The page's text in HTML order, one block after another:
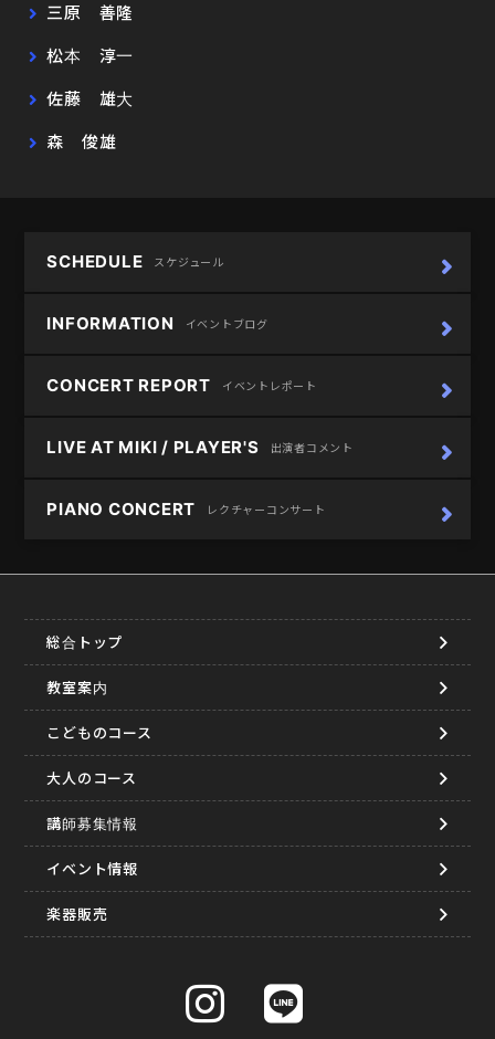
三原 善隆
松本 淳一
佐藤 雄大
森 俊雄
SCHEDULE スケジュール
INFORMATION イベントブログ
CONCERT REPORT イベントレポート
LIVE AT MIKI / PLAYER'S 出演者コメント
PIANO CONCERT レクチャーコンサート
総合トップ
教室案内
こどものコース
大人のコース
講師募集情報
イベント情報
楽器販売